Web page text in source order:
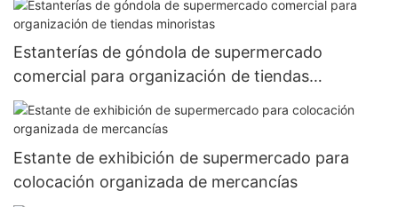
Estanterías de góndola de supermercado
comercial para organización de tiendas
minoristas
Estante de exhibición de supermercado para
colocación organizada de mercancías